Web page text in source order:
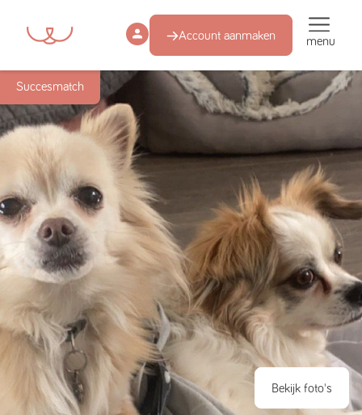
Account aanmaken menu
Succesmatch
Bekijk foto's